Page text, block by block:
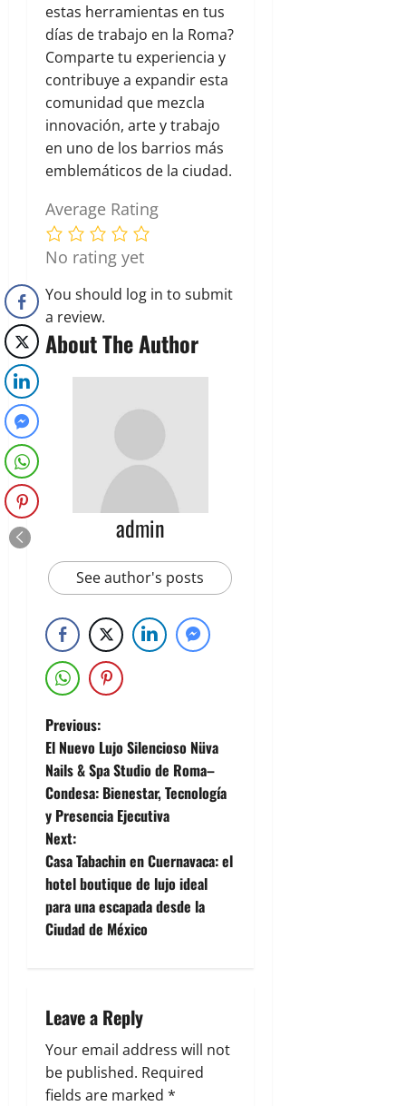
estas herramientas en tus
días de trabajo en la Roma?
Comparte tu experiencia y
contribuye a expandir esta
comunidad que mezcla
innovación, arte y trabajo
en uno de los barrios más
emblemáticos de la ciudad.
Average Rating
No rating yet
You should log in to submit
a review.
About The Author
admin
See author's posts
Previous:
El Nuevo Lujo Silencioso Nüva
Nails & Spa Studio de Roma–
Condesa: Bienestar, Tecnología
y Presencia Ejecutiva
Next:
Casa Tabachin en Cuernavaca: el
hotel boutique de lujo ideal
para una escapada desde la
Ciudad de México
Leave a Reply
Your email address will not
be published. Required
fields are marked *